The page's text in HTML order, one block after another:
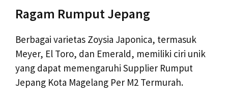
Ragam Rumput Jepang
Berbagai varietas Zoysia Japonica, termasuk
Meyer, El Toro, dan Emerald, memiliki ciri unik
yang dapat memengaruhi Supplier Rumput
Jepang Kota Magelang Per M2 Termurah.